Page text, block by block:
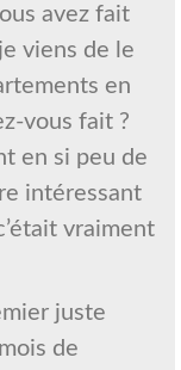
avez fait
viens de le
en
vous fait ?
en si peu de
intéressant
vraiment
juste
de